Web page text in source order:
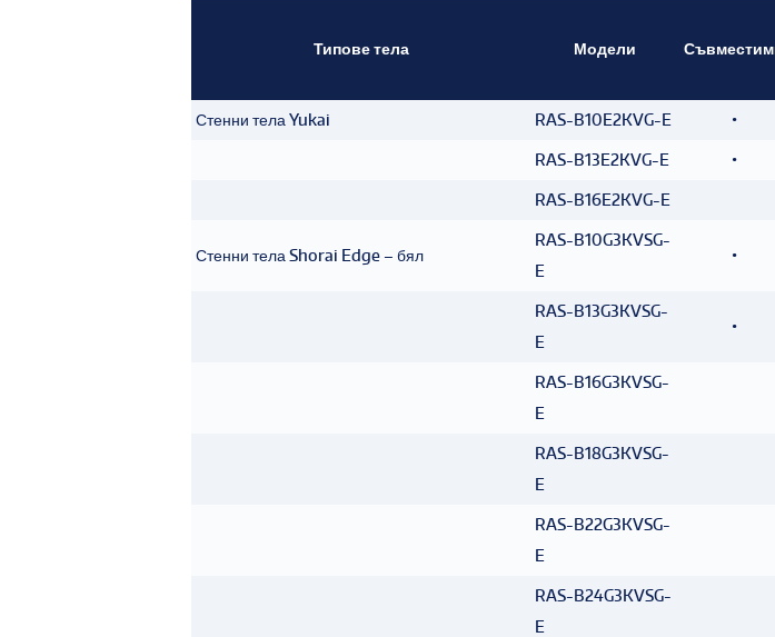
Типове тела Модели
Стенни тела Yukai RAS-B10E2KVG-E •
RAS-B13E2KVG-E •
RAS-B16E2KVG-E
Стенни тела Shorai Edge – бял
RAS-B10G3KVSG-
E
•
RAS-B13G3KVSG-
E
•
RAS-B16G3KVSG-
E
RAS-B18G3KVSG-
E
RAS-B22G3KVSG-
E
RAS-B24G3KVSG-
E